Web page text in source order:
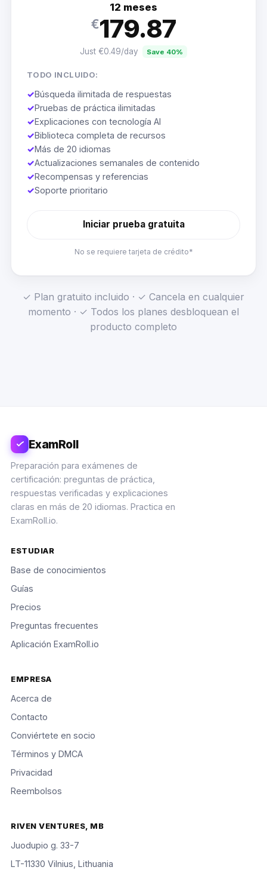
12 meses
€179.87
Just €0.49/day Save 40%
TODO INCLUIDO:
✓Búsqueda ilimitada de respuestas
✓Pruebas de práctica ilimitadas
✓Explicaciones con tecnología AI
✓Biblioteca completa de recursos
✓Más de 20 idiomas
✓Actualizaciones semanales de contenido
✓Recompensas y referencias
✓Soporte prioritario
Iniciar prueba gratuita
No se requiere tarjeta de crédito*
✓ Plan gratuito incluido · ✓ Cancela en cualquier
momento · ✓ Todos los planes desbloquean el
producto completo
ExamRoll
Preparación para exámenes de
certificación: preguntas de práctica,
respuestas verificadas y explicaciones
claras en más de 20 idiomas. Practica en
ExamRoll.io.
ESTUDIAR
Base de conocimientos
Guías
Precios
Preguntas frecuentes
Aplicación ExamRoll.io
EMPRESA
Acerca de
Contacto
Conviértete en socio
Términos y DMCA
Privacidad
Reembolsos
RIVEN VENTURES, MB
Juodupio g. 33-7
LT-11330 Vilnius, Lithuania